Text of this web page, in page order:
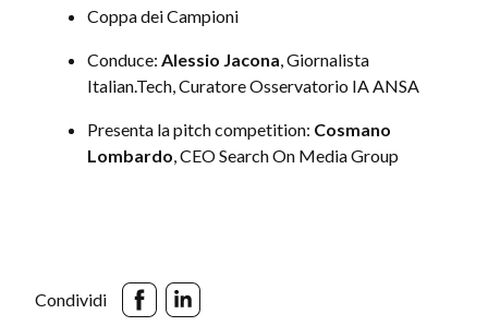
Coppa dei Campioni
Conduce: Alessio Jacona , Giornalista
Italian.Tech, Curatore Osservatorio IA ANSA
Presenta la pitch competition: Cosmano
Lombardo , CEO Search On Media Group
Condividi